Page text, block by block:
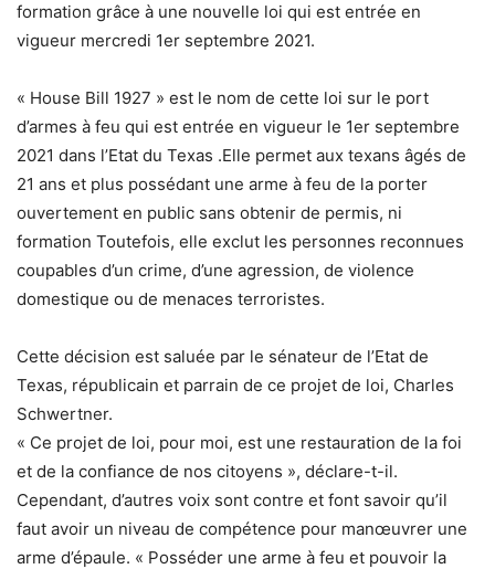
formation grâce à une nouvelle loi qui est entrée en
vigueur mercredi 1er septembre 2021.
« House Bill 1927 » est le nom de cette loi sur le port
d’armes à feu qui est entrée en vigueur le 1er septembre
2021 dans l’Etat du Texas .Elle permet aux texans âgés de
21 ans et plus possédant une arme à feu de la porter
ouvertement en public sans obtenir de permis, ni
formation Toutefois, elle exclut les personnes reconnues
coupables d’un crime, d’une agression, de violence
domestique ou de menaces terroristes.
Cette décision est saluée par le sénateur de l’Etat de
Texas, républicain et parrain de ce projet de loi, Charles
Schwertner.
« Ce projet de loi, pour moi, est une restauration de la foi
et de la confiance de nos citoyens », déclare-t-il.
Cependant, d’autres voix sont contre et font savoir qu’il
faut avoir un niveau de compétence pour manœuvrer une
arme d’épaule. « Posséder une arme à feu et pouvoir la